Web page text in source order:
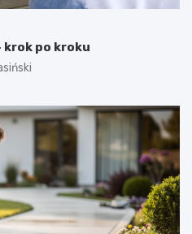
krok po kroku